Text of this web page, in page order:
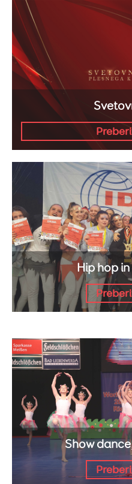
Hip hop
Show